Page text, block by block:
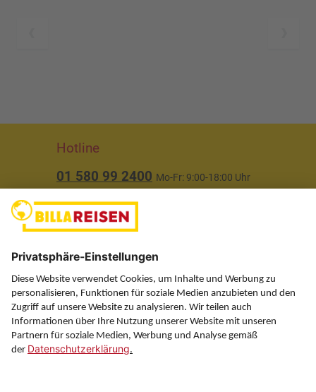
Hotline
01 580 99 2400 Mo-Fr: 9:00-18:00 Uhr
Über uns
Service
Information
Folgen Sie uns auf